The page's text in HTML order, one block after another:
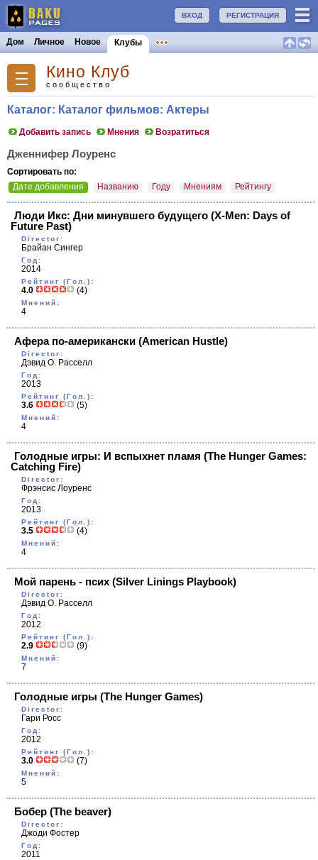
РЕГИСТРАЦИЯ
ВХОД
Дом Личное Новое Клубы
Кино Клуб
сообщество
Каталог: Каталог фильмов: Актеры
Добавить запись Мнения Возратиться
Дженнифер Лоуренс
Сортировать по:
Дате добавления
Названию Году Мнениям Рейтингу
Люди Икс: Дни минувшего будущего (X-Men: Days of
Future Past)
Director:
Брайан Сингер
Год:
2014
Рейтинг (Гол.):
4.0 (4)
Мнений:
4
Афера по-американски (American Hustle)
Director:
Дэвид О. Расселл
Год:
2013
Рейтинг (Гол.):
3.6 (5)
Мнений:
4
Голодные игры: И вспыхнет пламя (The Hunger Games:
Catching Fire)
Director:
Фрэнсис Лоуренс
Год:
2013
Рейтинг (Гол.):
3.5 (4)
Мнений:
4
Мой парень - псих (Silver Linings Playbook)
Director:
Дэвид О. Расселл
Год:
2012
Рейтинг (Гол.):
2.9 (9)
Мнений:
7
Голодные игры (The Hunger Games)
Director:
Гари Росс
Год:
2012
Рейтинг (Гол.):
3.0 (7)
Мнений:
5
Бобер (The beaver)
Director:
Джоди Фостер
Год:
2011